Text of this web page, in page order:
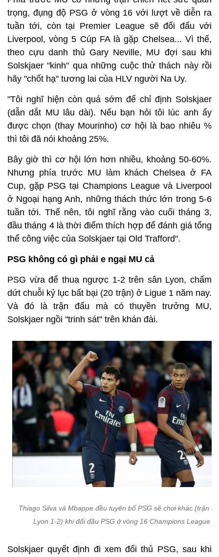
trọng, đụng độ PSG ở vòng 16 với lượt về diễn ra
tuần tới, còn tại Premier League sẽ đối đấu với
Liverpool, vòng 5 Cúp FA là gặp Chelsea... Vì thế,
theo cựu danh thủ Gary Neville, MU đợi sau khi
Solskjaer "kinh" qua những cuộc thử thách này rồi
hãy "chốt hạ" tương lai của HLV người Na Uy.
"Tôi nghĩ hiện còn quá sớm để chỉ định Solskjaer
(dẫn dắt MU lâu dài). Nếu bạn hỏi tôi lúc anh ấy
được chọn (thay Mourinho) cơ hội là bao nhiêu %
thì tôi đã nói khoảng 25%.
Bây giờ thì cơ hội lớn hơn nhiều, khoảng 50-60%.
Nhưng phía trước MU làm khách Chelsea ở FA
Cup, gặp PSG tại Champions League và Liverpool
ở Ngoại hạng Anh, những thách thức lớn trong 5-6
tuần tới. Thế nên, tôi nghĩ rằng vào cuối tháng 3,
đầu tháng 4 là thời điểm thích hợp để đánh giá tổng
thể công việc của Solskjaer tại Old Trafford".
PSG không có gì phải e ngại MU cả
PSG vừa để thua ngược 1-2 trên sân Lyon, chấm
dứt chuỗi kỷ lục bất bại (20 trận) ở Ligue 1 năm nay.
Và đó là trận đấu mà có thuyền trưởng MU,
Solskjaer ngồi "trinh sát" trên khán đài.
Thiago Silva và Mbappe đều tuyên bố PSG sẽ chơi khác (trận
Lyon 1-2) khi đối đầu PSG ở vòng 16 Champions League
Solskjaer quyết định đi xem đối thủ PSG, sau khi